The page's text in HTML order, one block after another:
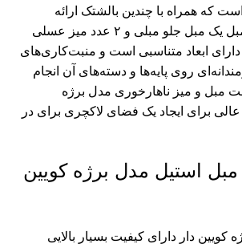
۳ نفره است که همراه با چندین بالشتک ارائه
می‌شود. دیگر این مبل یک مبل جلو مبلی و ۲ عدد میز عسلی
ابعاد متناسبی است و منبت‌کاری‌های
روی پایه‌ها و دسته‌های آن انجام
مبل و میز ناهارخوری مدل برژه
عالی برای ایجاد یک فضای لاکچری برای در
استیل مدل برژه کویین
کویین دار دارای کیفیت بسیار بالایی